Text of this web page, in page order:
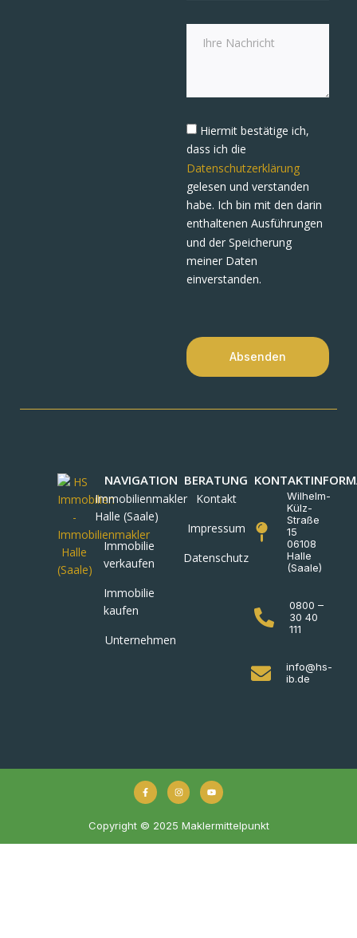
Hiermit bestätige ich,
dass ich die
Datenschutzerklärung
gelesen und verstanden
habe. Ich bin mit den darin
enthaltenen Ausführungen
und der Speicherung
meiner Daten
einverstanden.
Absenden
NAVIGATION
Immobilienmakler
Halle (Saale)
Immobilie
verkaufen
Immobilie
kaufen
Unternehmen
BERATUNG
Kontakt
Impressum
Datenschutz
Wilhelm-
Külz-
Straße
15
06108
Halle
(Saale)
0800 –
30 40
111
info@hs-
ib.de
Copyright © 2025 Maklermittelpunkt